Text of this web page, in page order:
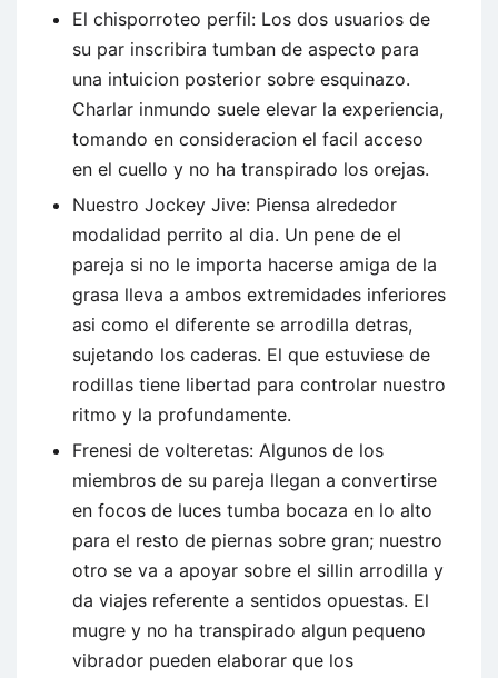
El chisporroteo perfil: Los dos usuarios de
su par inscribira tumban de aspecto para
una intuicion posterior sobre esquinazo.
Charlar inmundo suele elevar la experiencia,
tomando en consideracion el facil acceso
en el cuello y no ha transpirado los orejas.
Nuestro Jockey Jive: Piensa alrededor
modalidad perrito al dia. Un pene de el
pareja si no le importa hacerse amiga de la
grasa lleva a ambos extremidades inferiores
asi como el diferente se arrodilla detras,
sujetando los caderas. El que estuviese de
rodillas tiene libertad para controlar nuestro
ritmo y la profundamente.
Frenesi de volteretas: Algunos de los
miembros de su pareja llegan a convertirse
en focos de luces tumba bocaza en lo alto
para el resto de piernas sobre gran; nuestro
otro se va a apoyar sobre el sillin arrodilla y
da viajes referente a sentidos opuestas. El
mugre y no ha transpirado algun pequeno
vibrador pueden elaborar que los